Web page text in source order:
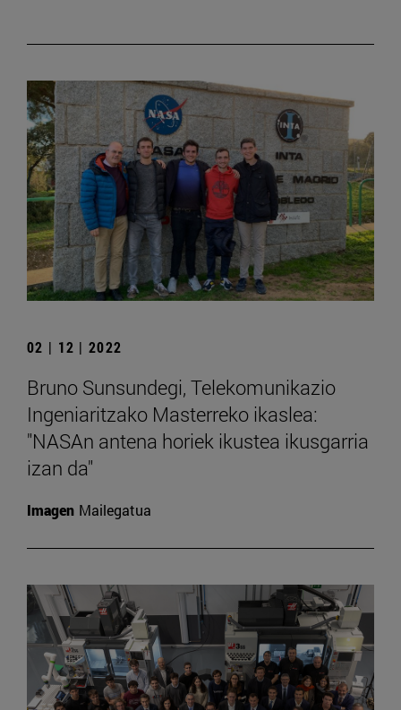
02 | 12 | 2022
Bruno Sunsundegi, Telekomunikazio
Ingeniaritzako Masterreko ikaslea:
"NASAn antena horiek ikustea ikusgarria
izan da"
Imagen Mailegatua